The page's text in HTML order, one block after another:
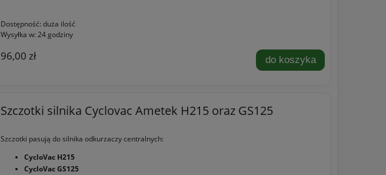
Dostępność: duża ilość
Wysyłka w: 24 godziny
96,00 zł do koszyka
Szczotki silnika Cyclovac Ametek H215 oraz GS125
Szczotki pasują do silnika odkurzaczy centralnych:
CycloVac H215
CycloVac GS125